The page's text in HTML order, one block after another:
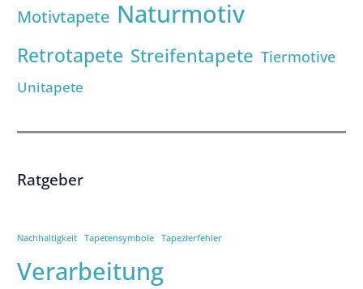
Motivtapete Naturmotiv
Retrotapete Streifentapete Tiermotive
Unitapete
Ratgeber
Nachhaltigkeit Tapetensymbole Tapezierfehler
Verarbeitung